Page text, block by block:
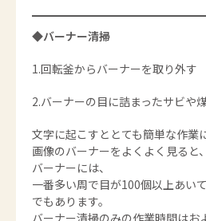
◆バーナー清掃
1.回転釜からバーナーを取り外す
2.バーナーの目に詰まったサビや
文字に起こすととても簡単な作業
画像のバーナーをよくよく見ると
バーナーには、
一番多い周で目が100個以上あい
でもあります。